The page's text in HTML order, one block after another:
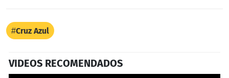
Cruz Azul
VIDEOS RECOMENDADOS